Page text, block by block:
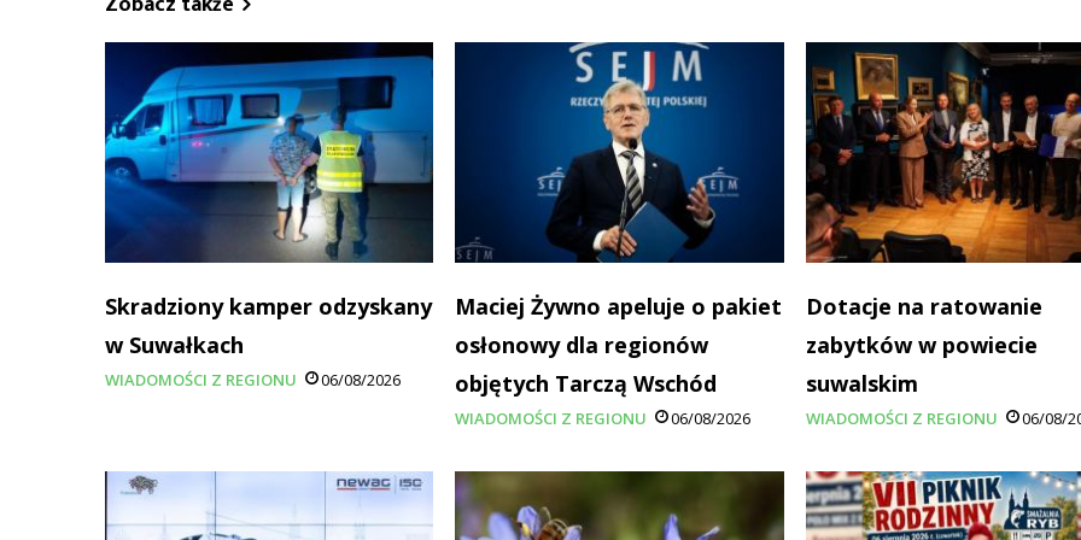
Skradziony kamper odzyskany
w Suwałkach
WIADOMOŚCI Z REGIONU 06/08/2026
Maciej Żywno apeluje o pakiet
osłonowy dla regionów
objętych Tarczą Wschód
WIADOMOŚCI Z REGIONU 06/08/2026
Dotacje na ratowanie
zabytków w powiecie
suwalskim
WIADOMOŚCI Z REGIONU 06/08/